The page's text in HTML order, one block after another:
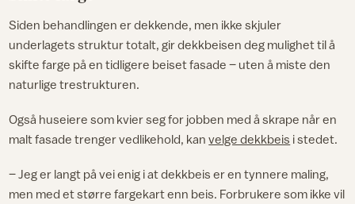
Siden behandlingen er dekkende, men ikke skjuler
underlagets struktur totalt, gir dekkbeisen deg mulighet til å
skifte farge på en tidligere beiset fasade – uten å miste den
naturlige trestrukturen.
Også huseiere som kvier seg for jobben med å skrape når en
malt fasade trenger vedlikehold, kanvelge dekkbeis i stedet.
– Jeg er langt på vei enig i at dekkbeis er en tynnere maling,
men med et større fargekart enn beis. Forbrukere som ikke vil